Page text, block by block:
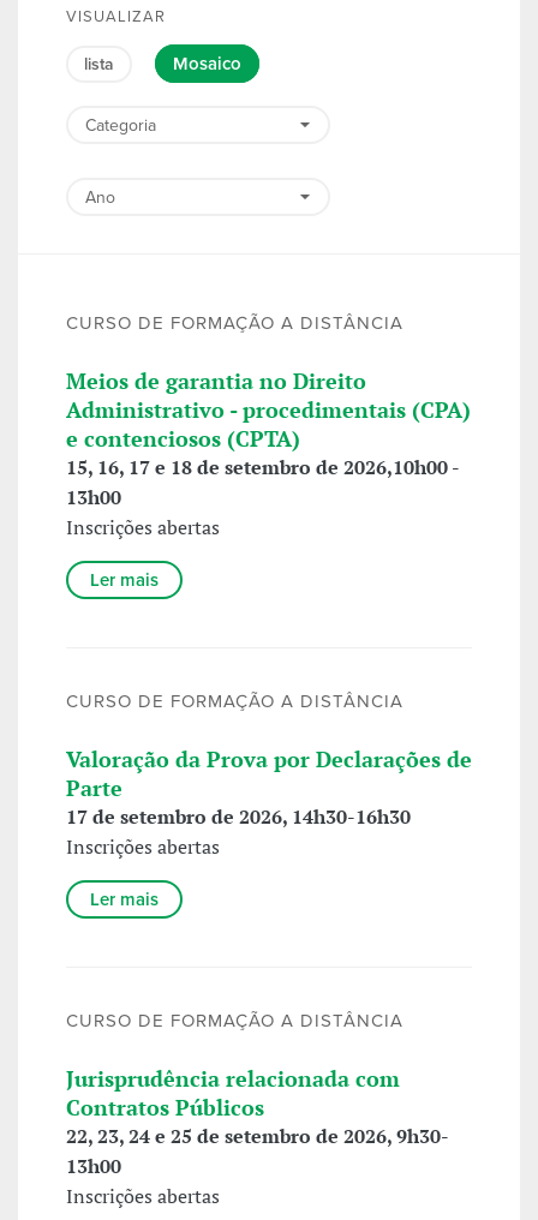
VISUALIZAR
lista Mosaico
CURSO DE FORMAÇÃO A DISTÂNCIA
Meios de garantia no Direito
Administrativo - procedimentais (CPA)
e contenciosos (CPTA)
15, 16, 17 e 18 de setembro de 2026,10h00 -
13h00
Inscrições abertas
Ler mais
CURSO DE FORMAÇÃO A DISTÂNCIA
Valoração da Prova por Declarações de
Parte
17 de setembro de 2026, 14h30-16h30
Inscrições abertas
Ler mais
CURSO DE FORMAÇÃO A DISTÂNCIA
Jurisprudência relacionada com
Contratos Públicos
22, 23, 24 e 25 de setembro de 2026, 9h30-
13h00
Inscrições abertas